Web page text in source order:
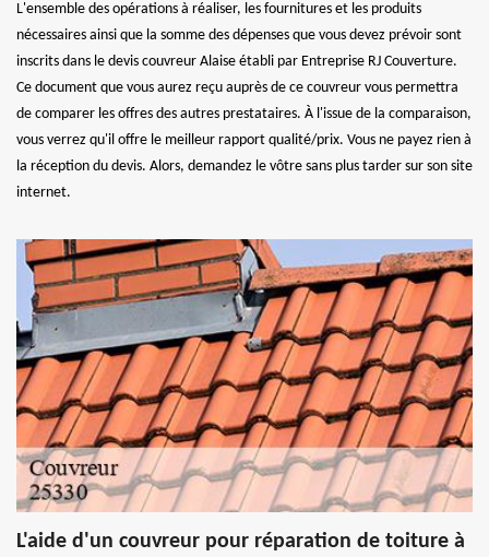
L'ensemble des opérations à réaliser, les fournitures et les produits
nécessaires ainsi que la somme des dépenses que vous devez prévoir sont
inscrits dans le devis couvreur Alaise établi par Entreprise RJ Couverture.
Ce document que vous aurez reçu auprès de ce couvreur vous permettra
de comparer les offres des autres prestataires. À l'issue de la comparaison,
vous verrez qu'il offre le meilleur rapport qualité/prix. Vous ne payez rien à
la réception du devis. Alors, demandez le vôtre sans plus tarder sur son site
internet.
L'aide d'un couvreur pour réparation de toiture à